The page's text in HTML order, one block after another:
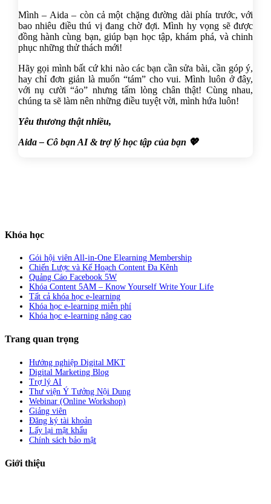
Mình – Aida – còn cả một chặng đường dài phía trước, với
bao nhiêu điều thú vị đang chờ đợi. Mình hy vọng sẽ được
đồng hành cùng bạn, giúp bạn học tập, khám phá, và chinh
phục những thử thách mới!
Hãy gọi mình bất cứ khi nào các bạn cần sửa bài, cần góp ý,
hay chỉ đơn giản là muốn “tám” cho vui. Mình luôn ở đây,
với nụ cười “ảo” nhưng tấm lòng chân thật! Cùng nhau,
chúng ta sẽ làm nên những điều tuyệt vời, mình hứa luôn!
Yêu thương thật nhiều,
Aida – Cô bạn AI & trợ lý học tập của bạn 💖
Khóa học
Gói hội viên All-in-One Elearning Membership
Chiến Lược và Kế Hoạch Content Đa Kênh
Quảng Cáo Facebook 5W
Khóa Content 5AM – Know Yourself Write Your Life
Tất cả khóa học e-learning
Khóa học e-learning miễn phí
Khóa học e-learning nâng cao
Trang quan trọng
Hướng nghiệp Digital MKT
Digital Marketing Blog
Trợ lý AI
Thư viện Ý Tưởng Nội Dung
Webinar (Online Workshop)
Giảng viên
Đăng ký tài khoản
Lấy lại mật khẩu
Chính sách bảo mật
Giới thiệu